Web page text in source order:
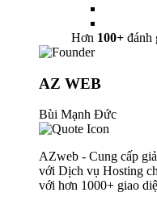
Hơn 100+ đánh
AZ WEB
Bùi Mạnh Đức
AZweb - Cung cấp
với Dịch vụ Hosting
với hơn 1000+ giao